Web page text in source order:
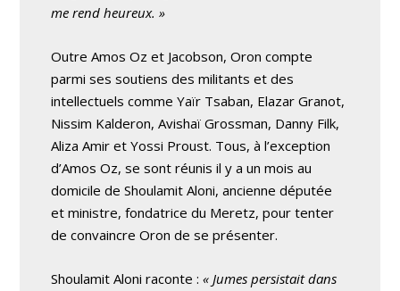
me rend heureux. »
Outre Amos Oz et Jacobson, Oron compte
parmi ses soutiens des militants et des
intellectuels comme Yaïr Tsaban, Elazar Granot,
Nissim Kalderon, Avishaï Grossman, Danny Filk,
Aliza Amir et Yossi Proust. Tous, à l’exception
d’Amos Oz, se sont réunis il y a un mois au
domicile de Shoulamit Aloni, ancienne députée
et ministre, fondatrice du Meretz, pour tenter
de convaincre Oron de se présenter.
Shoulamit Aloni raconte :« Jumes persistait dans